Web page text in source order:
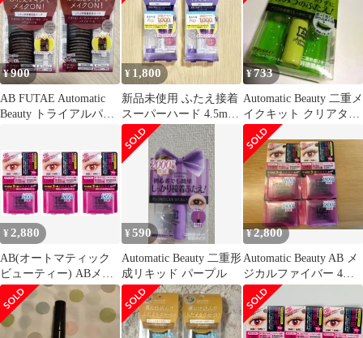
¥900
AB FUTAE Automatic
Beauty トライアルパッ
¥ 1,800
新品未使用 ふたえ接着
スーパーハード 4.5ml 2
個セット ふたえのり
¥733
Automatic Beauty 二重メ
イクキット クリアタイ
プ
¥2,880
AB(オートマティック
ビューティー) ABメジ
カルファイバー(二重形
成ファイバー)100本入
スティック付き 3個
¥590
Automatic Beauty 二重形
成リキッド パープル
¥2,800
Automatic Beauty AB メ
ジカルファイバー 4個
セット